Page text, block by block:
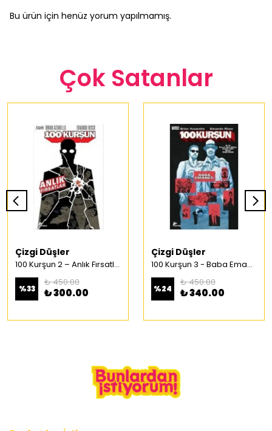
Bu ürün için henüz yorum yapılmamış.
Çok Satanlar
Çizgi Düşler
100 Kurşun 2 – Anlık Fırsatlar Türkçe Çizgi Roman
%33
₺ 450.00
₺ 300.00
Çizgi Düşler
100 Kurşun 3 - Baba Emaneti Türkçe Çizgi Roman
%24
₺ 450.00
₺ 340.00